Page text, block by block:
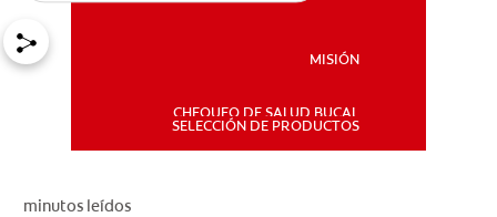
MISIÓN
CHEQUEO DE SALUD BUCAL
SELECCIÓN DE PRODUCTOS
minutos leídos